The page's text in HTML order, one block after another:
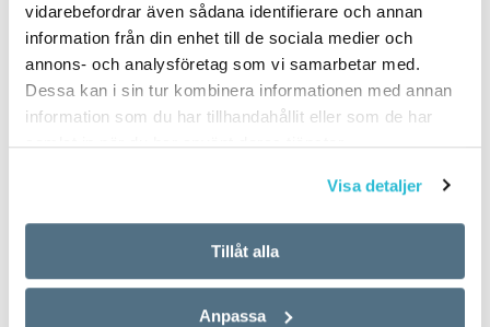
vidarebefordrar även sådana identifierare och annan
information från din enhet till de sociala medier och
annons- och analysföretag som vi samarbetar med.
Dessa kan i sin tur kombinera informationen med annan
information som du har tillhandahållit eller som de har
samlat in när du har använt deras tjänster.
Visa detaljer
Tillåt alla
Anpassa